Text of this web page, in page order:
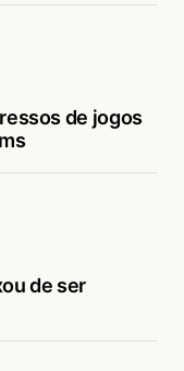
de jogos
de ser